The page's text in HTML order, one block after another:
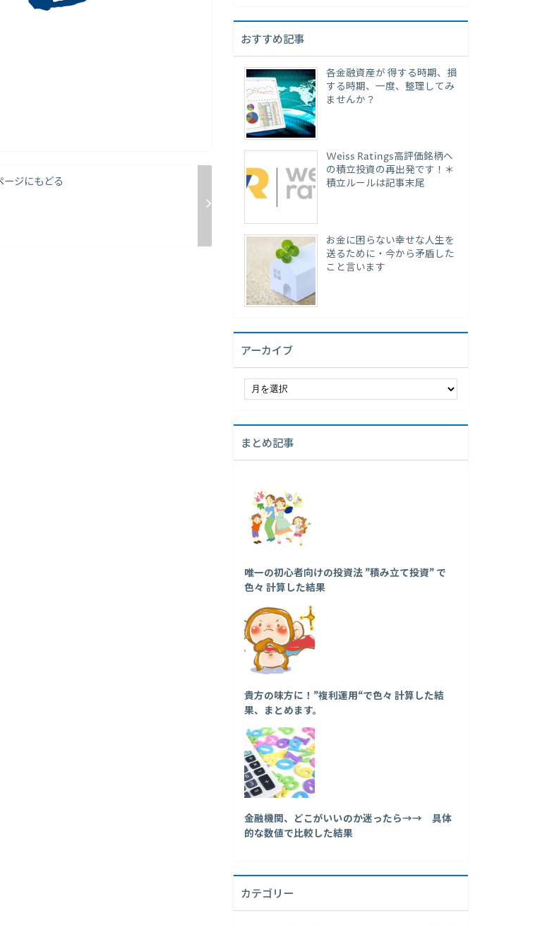
ージにもどる
おすすめ記事
各金融資産が 得する時期、損
する時期、一度、整理してみ
ませんか？
Weiss Ratings高評価銘柄へ
の積立投資の再出発です！＊
積立ルールは記事末尾
お金に困らない幸せな人生を
送るために・今から矛盾した
こと言います
アーカイブ
イ
ブまとめ記事
唯一の初心者向けの投資法 ”積み立て投資” で
色々 計算した結果
貴方の味方に！”複利運用“で色々 計算した結
果、まとめます。
金融機関、どこがいいのか迷ったら→→ 具体
的な数値で比較した結果
カテゴリー